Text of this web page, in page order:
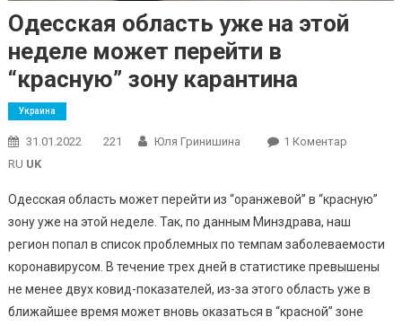
Одесская область уже на этой
неделе может перейти в
“красную” зону карантина
Украина
31.01.2022 221 Юля Гринишина 1 КоментарДо
Уже
На
Этой
Неделе
Может
Перейти
RU UK
Одесская область может перейти из “оранжевой” в “красную”
зону уже на этой неделе. Так, по данным Минздрава, наш
регион попал в список проблемных по темпам заболеваемости
коронавирусом. В течение трех дней в статистике превышены
не менее двух ковид-показателей, из-за этого область уже в
ближайшее время может вновь оказаться в “красной” зоне